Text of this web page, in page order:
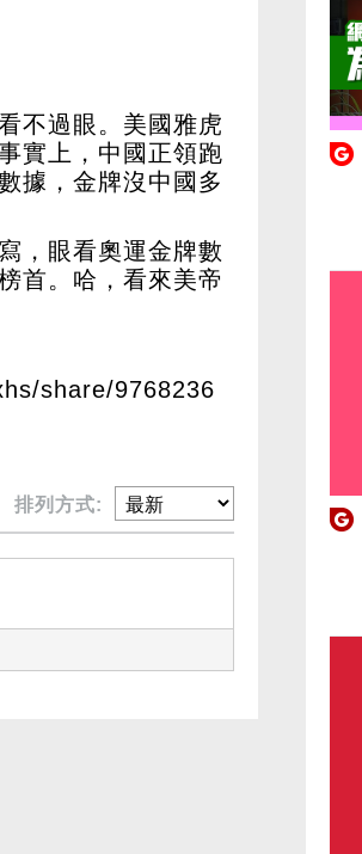
不過眼。美國雅虎
實上，中國正領跑
據，金牌沒中國多
，眼看奧運金牌數
首。哈，看來美帝
share/9768236
排列方式: